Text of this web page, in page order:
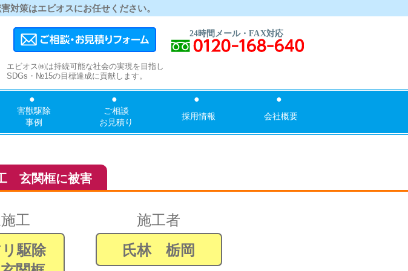
対策はエビオスにお任せください。
エビオス㈱は持続可能な社会の実現を目指し
SDGs・№15の目標達成に貢献します。
害獣駆除
事例
ご相談
お見積り
採用情報 会社概要
玄関框に被害
工
駆除
施工者
氏林 栃岡